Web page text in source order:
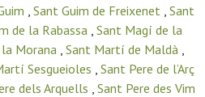
, Sant Guim de Freixenet , Sant
de la Rabassa , Sant Magí de la
Morana , Sant Martí de Maldà ,
Sesgueioles , Sant Pere de l’Arç
dels Arquells , Sant Pere des Vim